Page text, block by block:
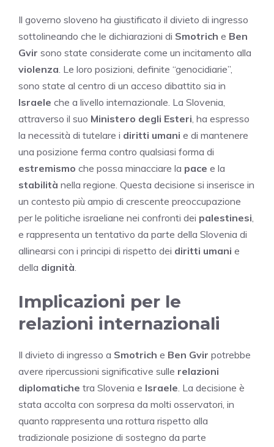
Il governo sloveno ha giustificato il divieto di ingresso
sottolineando che le dichiarazioni di Smotrich e Ben
Gvir sono state considerate come un incitamento alla
violenza. Le loro posizioni, definite “genocidiarie”,
sono state al centro di un acceso dibattito sia in
Israele che a livello internazionale. La Slovenia,
attraverso il suo Ministero degli Esteri, ha espresso
la necessità di tutelare i diritti umani e di mantenere
una posizione ferma contro qualsiasi forma di
estremismo che possa minacciare la pace e la
stabilità nella regione. Questa decisione si inserisce in
un contesto più ampio di crescente preoccupazione
per le politiche israeliane nei confronti dei palestinesi,
e rappresenta un tentativo da parte della Slovenia di
allinearsi con i principi di rispetto dei diritti umani e
della dignità.
Implicazioni per le
relazioni internazionali
Il divieto di ingresso a Smotrich e Ben Gvir potrebbe
avere ripercussioni significative sulle relazioni
diplomatiche tra Slovenia e Israele. La decisione è
stata accolta con sorpresa da molti osservatori, in
quanto rappresenta una rottura rispetto alla
tradizionale posizione di sostegno da parte